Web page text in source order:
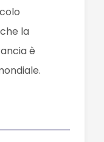
la
è